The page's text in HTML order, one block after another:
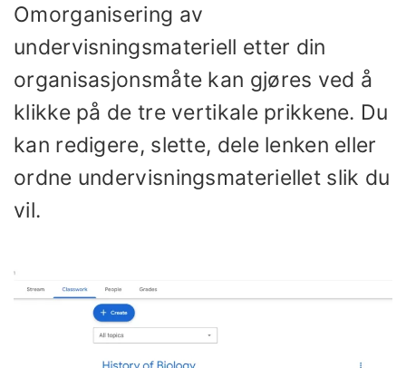
Omorganisering av
undervisningsmateriell etter din
organisasjonsmåte kan gjøres ved å
klikke på de tre vertikale prikkene. Du
kan redigere, slette, dele lenken eller
ordne undervisningsmateriellet slik du
vil.